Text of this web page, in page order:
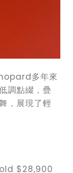
多年來
調點綴，疊
，展現了輕
$28,900